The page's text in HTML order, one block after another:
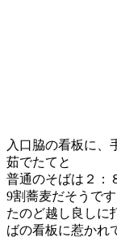
入口脇の看板に、
茹でたてと
普通のそばは２：
9割蕎麦だそうで
たのど越し良しに
ばの看板に惹かれ